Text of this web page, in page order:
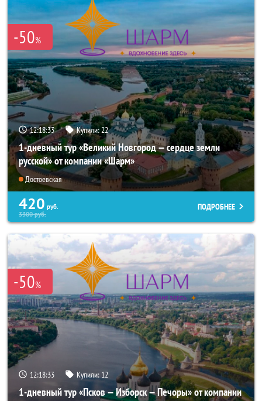
-50%
12:18:32 Купили: 22
1-дневный тур «Великий Новгород — сердце земли
русской» от компании «Шарм»
Достоевская
420 руб.
3300руб.
ПОДРОБНЕЕ
-50%
12:18:32 Купили: 12
1-дневный тур «Псков — Изборск — Печоры» от компании